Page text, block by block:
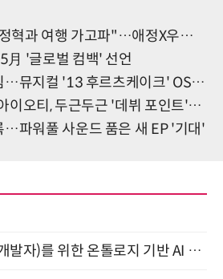
여행 가고파"…애정X우정 '뿜뿜'
'글로벌 컴백' 선언
지컬 '13 후르츠케이크' OST 발매
오티, 두근두근 '데뷔 포인트'는?
…파워풀 사운드 품은 새 EP '기대'
모든 업무 담당자(비개발자)를 위한 온톨로지 기반 AI 지식체계 설계 1-day 워크숍 8월 20일 개최